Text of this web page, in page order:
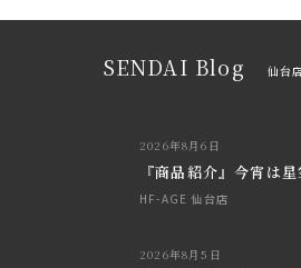
SENDAI Blog 仙台
2026年8月6日
『商品紹介』今宵は
HF-AGE 仙台店
2026年8月5日